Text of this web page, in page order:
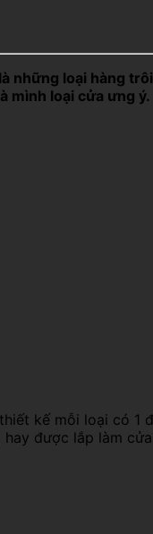
những loại hàng
mình loại cửa ưng ý.
kế mỗi loại có 1
được lắp làm